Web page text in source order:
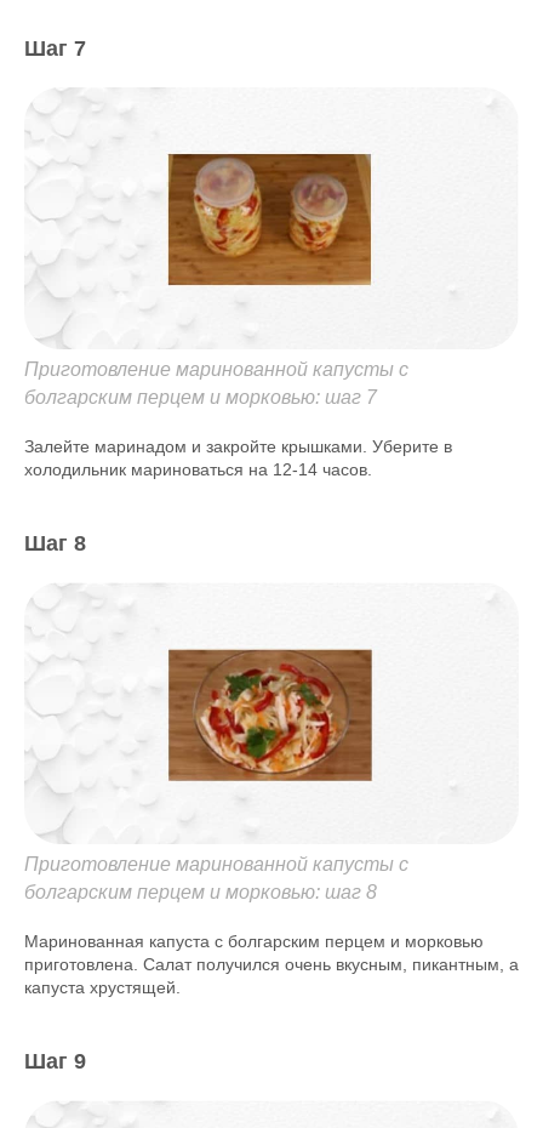
Шаг 7
Приготовление маринованной капусты с
болгарским перцем и морковью: шаг 7
Залейте маринадом и закройте крышками. Уберите в
холодильник мариноваться на 12-14 часов.
Шаг 8
Приготовление маринованной капусты с
болгарским перцем и морковью: шаг 8
Маринованная капуста с болгарским перцем и морковью
приготовлена. Салат получился очень вкусным, пикантным, а
капуста хрустящей.
Шаг 9